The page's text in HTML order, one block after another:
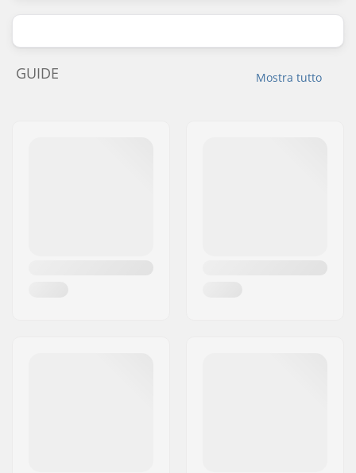
Mostra tutto
GUIDE